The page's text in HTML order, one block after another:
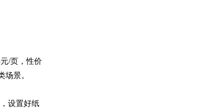
/页，性价
景。
设置好纸